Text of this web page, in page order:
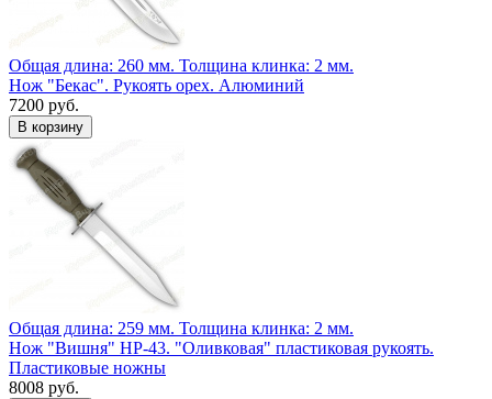
Общая длина: 260 мм. Толщина клинка: 2 мм.
Нож "Бекас". Рукоять орех. Алюминий
7200 руб.
Общая длина: 259 мм. Толщина клинка: 2 мм.
Нож "Вишня" НР-43. "Оливковая" пластиковая рукоять.
Пластиковые ножны
8008 руб.